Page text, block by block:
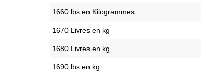
1660 lbs en Kilogrammes
1670 Livres en kg
1680 Livres en kg
1690 lbs en kg